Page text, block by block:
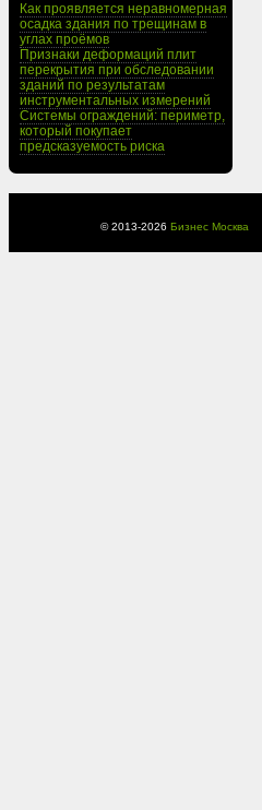
Как проявляется неравномерная
осадка здания по трещинам в
углах проёмов
Признаки деформаций плит
перекрытия при обследовании
зданий по результатам
инструментальных измерений
Системы ограждений: периметр,
который покупает
предсказуемость риска
© 2013-2026 Бизнес Москва